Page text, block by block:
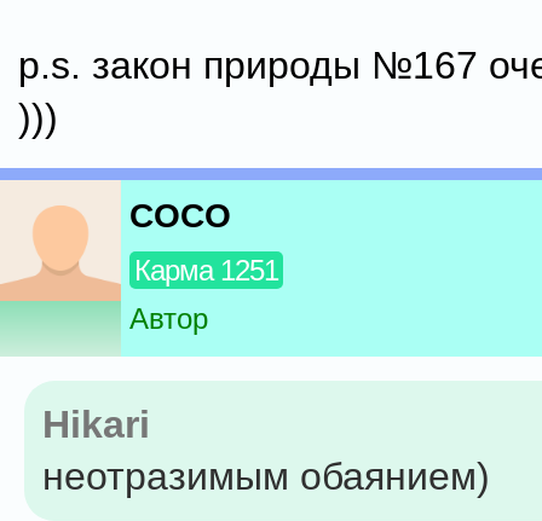
p.s. закон природы №167
)))
COCO
Карма 1251
Автор
Hikari
неотразимым обаянием)